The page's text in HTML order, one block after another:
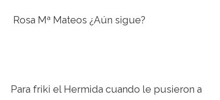
Rosa Mª Mateos ¿Aún sigue?
Para friki el Hermida cuando le pusieron a